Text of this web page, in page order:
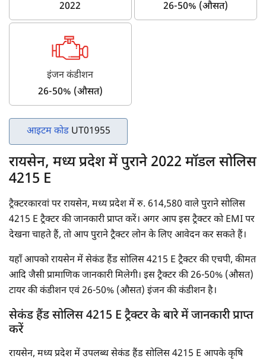
2022
26-50% (औसत)
इंजन कंडीशन
26-50% (औसत)
आइटम कोड UT01955
रायसेन, मध्य प्रदेश में पुराने 2022 मॉडल सोलिस
4215 E
ट्रैक्टरकारवां पर रायसेन, मध्य प्रदेश में रु. 614,580 वाले पुराने सोलिस
4215 E ट्रैक्टर की जानकारी प्राप्त करें। अगर आप इस ट्रैक्टर को EMI पर
देखना चाहते हैं, तो आप पुराने ट्रैक्टर लोन के लिए आवेदन कर सकते हैं।
यहाँ आपको रायसेन में सेकंड हैंड सोलिस 4215 E ट्रैक्टर की एचपी, कीमत
आदि जैसी प्रामाणिक जानकारी मिलेगी। इस ट्रैक्टर की 26-50% (औसत)
टायर की कंडीशन एवं 26-50% (औसत) इंजन की कंडीशन है।
सेकंड हैंड सोलिस 4215 E ट्रैक्टर के बारे में जानकारी प्राप्त
करें
रायसेन, मध्य प्रदेश में उपलब्ध सेकंड हैंड सोलिस 4215 E आपके कृषि